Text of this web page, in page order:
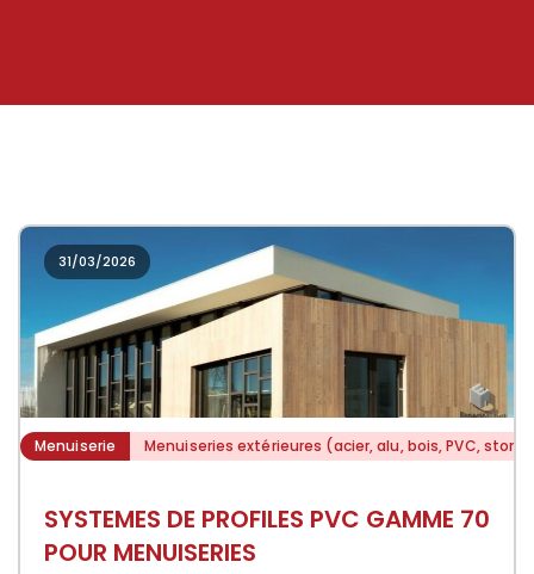
31/03/2026
Menuiserie Menuiseries extérieures (acier, alu, bois, PVC,
SYSTEMES DE PROFILES PVC GAMME 70
POUR MENUISERIES